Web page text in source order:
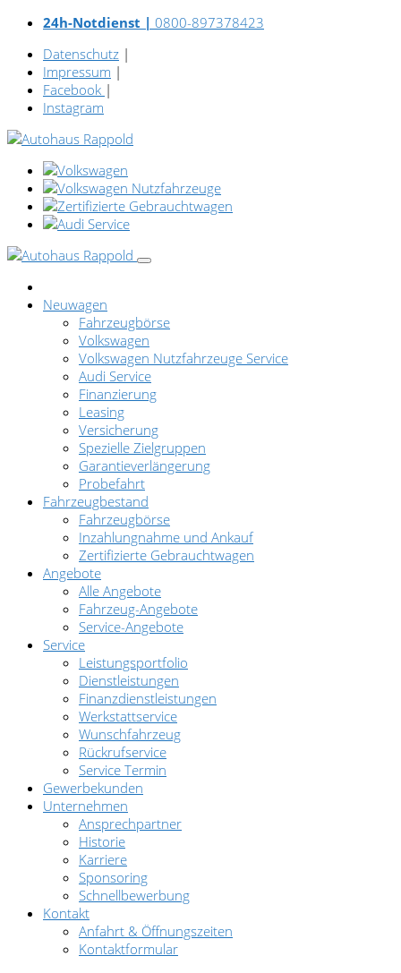
24h-Notdienst | 0800-897378423
Datenschutz |
Impressum |
Facebook |
Instagram
Neuwagen
Fahrzeugbörse
Volkswagen
Volkswagen Nutzfahrzeuge Service
Audi Service
Finanzierung
Leasing
Versicherung
Spezielle Zielgruppen
Garantieverlängerung
Probefahrt
Fahrzeugbestand
Fahrzeugbörse
Inzahlungnahme und Ankauf
Zertifizierte Gebrauchtwagen
Angebote
Alle Angebote
Fahrzeug-Angebote
Service-Angebote
Service
Leistungsportfolio
Dienstleistungen
Finanzdienstleistungen
Werkstattservice
Wunschfahrzeug
Rückrufservice
Service Termin
Gewerbekunden
Unternehmen
Ansprechpartner
Historie
Karriere
Sponsoring
Schnellbewerbung
Kontakt
Anfahrt & Öffnungszeiten
Kontaktformular